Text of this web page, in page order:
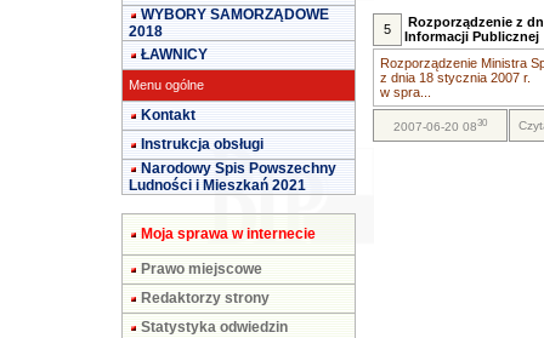
WYBORY SAMORZĄDOWE
2018
ŁAWNICY
Menu ogólne
Kontakt
Instrukcja obsługi
Narodowy Spis Powszechny
Ludności i Mieszkań 2021
Moja sprawa w internecie
Prawo miejscowe
Redaktorzy strony
Statystyka odwiedzin
5
Rozporządzenie z
Informacji Publicznej
Rozporządzenie Ministra
z dnia 18 stycznia 2007 r.
w spra...
2007-06-20 0830